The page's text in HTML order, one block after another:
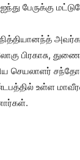
பேருக்கு
பிரகாசு,
செயலாளர்
உள்ள